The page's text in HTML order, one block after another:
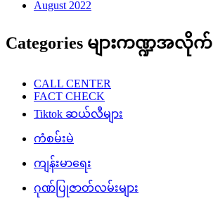
August 2022
Categories များကဏ္ဍအလိုက်
CALL CENTER
FACT CHECK
Tiktok ဆယ်လီများ
ကံစမ်းမဲ
ကျန်းမာရေး
ဂုဏ်ပြုဇာတ်လမ်းများ